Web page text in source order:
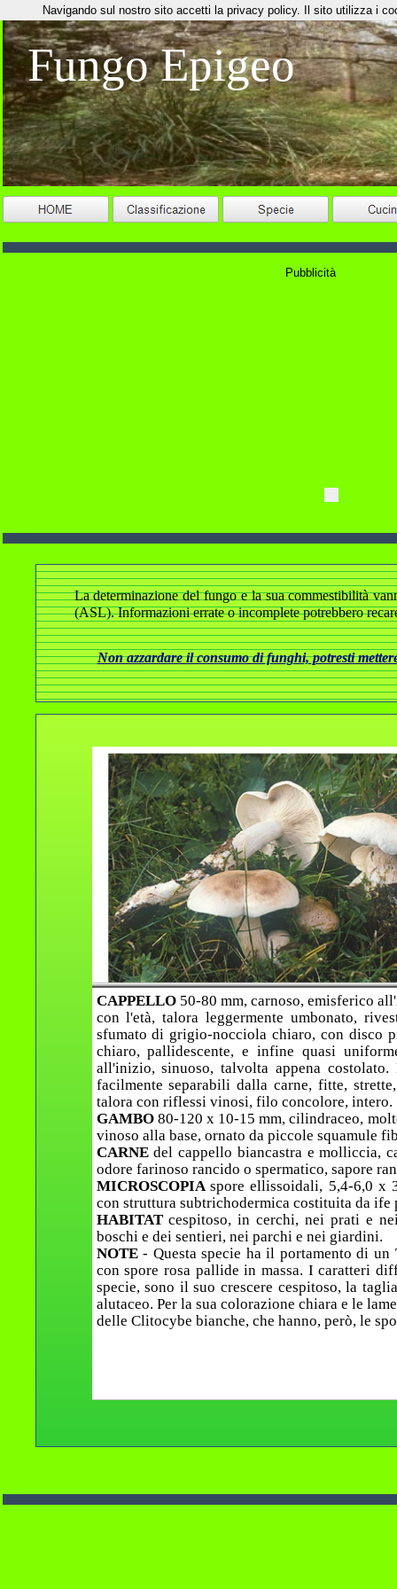
Fungo Epigeo
Pubblicità
La determinazione del fungo e la sua commestibilità
(ASL). Informazioni errate o incomplete potrebbero
Non azzardare il consumo di funghi, potresti
CAPPELLO 50-80 mm, carnoso, emisferico
con l'età, talora leggermente umbonato,
sfumato di grigio-nocciola chiaro, con disco
chiaro, pallidescente, e infine quasi
all'inizio, sinuoso, talvolta appena
facilmente separabili dalla carne, fitte,
talora con riflessi vinosi, filo concolore, intero.
GAMBO 80-120 x 10-15 mm, cilindraceo,
vinoso alla base, ornato da piccole squamule
CARNEdel cappello biancastra e molliccia,
odore farinoso rancido o spermatico, sapore
MICROSCOPIA spore ellissoidali, 5,4-6,0 x
con struttura subtrichodermica costituita da ife
HABITATcespitoso, in cerchi, nei prati e
boschi e dei sentieri, nei parchi e nei giardini.
NOTE- Questa specie ha il portamento di
con spore rosa pallide in massa. I caratteri
specie, sono il suo crescere cespitoso, la
alutaceo. Per la sua colorazione chiara e le
delle Clitocybe bianche, che hanno, però, le
Navigando sul nostro sito accetti la privacy policy. Il sito utilizza i